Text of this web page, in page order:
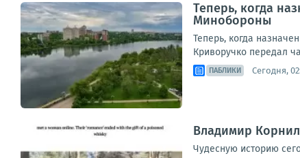
Теперь, когда
Минобороны
Теперь, когда
Криворучко передал
ПАБЛИКИ Сегодня,
Владимир
Чудесную историю